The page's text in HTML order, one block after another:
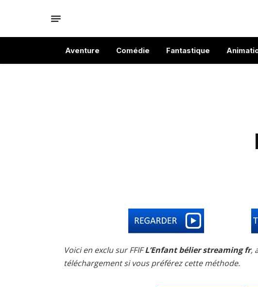
Aventure Comédie Fantastique
Voici en exclu sur FFIFL’Enfant bélier streaming fr,
téléchargement si vous préférez cette méthode.